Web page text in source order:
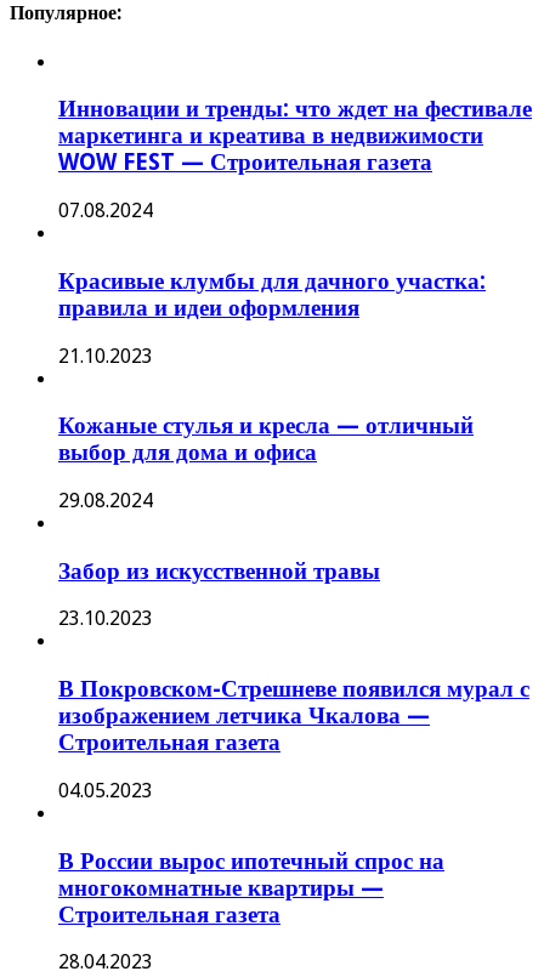
Популярное:
Инновации и тренды: что ждет на фестивале
маркетинга и креатива в недвижимости
WOW FEST — Строительная газета
07.08.2024
Красивые клумбы для дачного участка:
правила и идеи оформления
21.10.2023
Кожаные стулья и кресла — отличный
выбор для дома и офиса
29.08.2024
Забор из искусственной травы
23.10.2023
В Покровском-Стрешневе появился мурал с
изображением летчика Чкалова —
Строительная газета
04.05.2023
В России вырос ипотечный спрос на
многокомнатные квартиры —
Строительная газета
28.04.2023